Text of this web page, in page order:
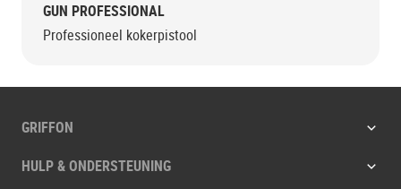
GUN PROFESSIONAL
Professioneel kokerpistool
GRIFFON
HULP & ONDERSTEUNING